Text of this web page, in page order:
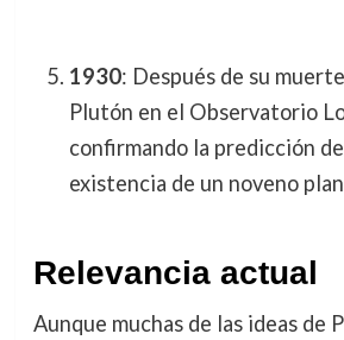
1930: Después de su
Plutón en el Observatorio
confirmando la predicción
existencia de un noveno
Relevancia actual
Aunque muchas de las ideas de